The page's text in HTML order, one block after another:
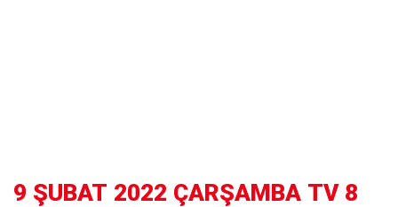
9 ŞUBAT 2022 ÇARŞAMBA TV 8